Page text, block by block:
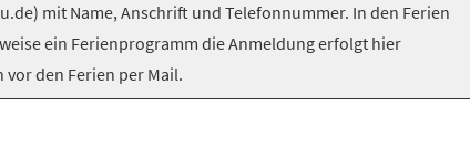
mit Name, Anschrift und Telefonnummer. In den Ferien
ein Ferienprogramm die Anmeldung erfolgt hier
vor den Ferien per Mail.